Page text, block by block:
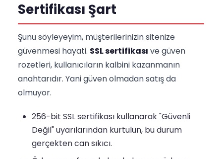
Sertifikası Şart
Şunu söyleyeyim, müşterilerinizin sitenize
güvenmesi hayati. SSL sertifikası ve güven
rozetleri, kullanıcıların kalbini kazanmanın
anahtarıdır. Yani güven olmadan satış da
olmuyor.
256-bit SSL sertifikası kullanarak "Güvenli
Değil" uyarılarından kurtulun, bu durum
gerçekten can sıkıcı.